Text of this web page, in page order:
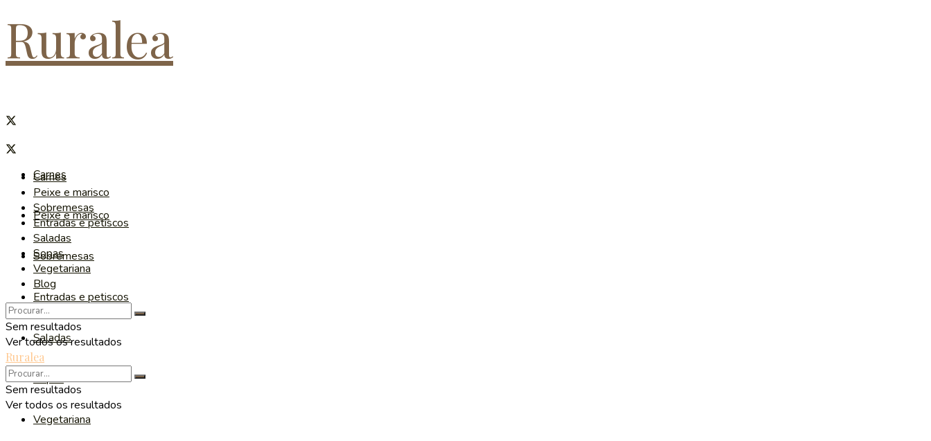
Ruralea
Carnes
Peixe e marisco
Sobremesas
Entradas e petiscos
Saladas
Sopas
Vegetariana
Carnes
Peixe e marisco
Sobremesas
Entradas e petiscos
Saladas
Sopas
Vegetariana
Blog
Sem resultados
Ver todos os resultados
Ruralea
Sem resultados
Ver todos os resultados